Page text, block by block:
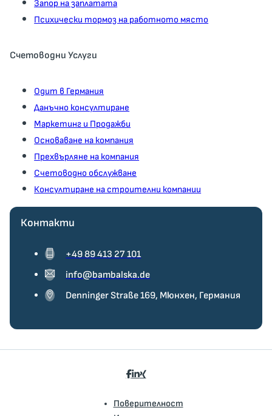
Запор на заплатата
Психически тормоз на работното място
Счетоводни Услуги
Одит в Германия
Данъчно консултиране
Маркетинг и Продажби
Основаване на компания
Прехвърляне на компания
Счетоводно обслужване
Консултиране на строителни компании
Контакти
+49 89 413 27 101
info@bambalska.de
Denninger Straße 169, Мюнхен, Германия
Поверителност